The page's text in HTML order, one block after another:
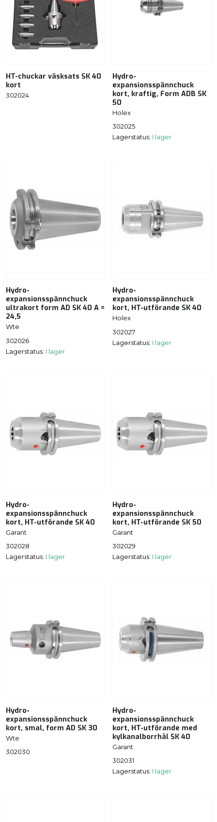
HT-chuckar väsksats SK 40
kort
302024
Hydro-
expansionsspännchuck
kort, kraftig, Form ADB SK
50
Holex
302025
Lagerstatus: I lager
Hydro-
expansionsspännchuck
ultrakort form AD SK 40 A =
24,5
Wte
302026
Lagerstatus: I lager
Hydro-
expansionsspännchuck
kort, HT-utförande SK 40
Holex
302027
Lagerstatus: I lager
Hydro-
expansionsspännchuck
kort, HT-utförande SK 40
Garant
302028
Lagerstatus: I lager
Hydro-
expansionsspännchuck
kort, HT-utförande SK 50
Garant
302029
Lagerstatus: I lager
Hydro-
expansionsspännchuck
kort, smal, form AD SK 30
Wte
302030
Hydro-
expansionsspännchuck
kort, HT-utförande med
kylkanalborrhål SK 40
Garant
302031
Lagerstatus: I lager